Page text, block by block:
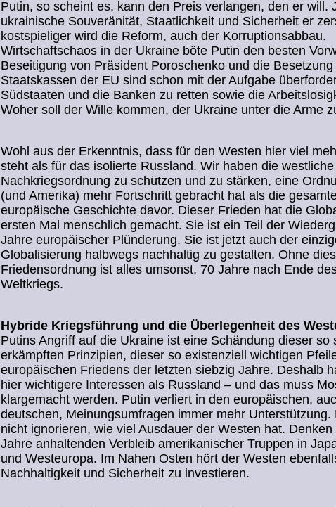
Putin, so scheint es, kann den Preis verlangen, den er will.
ukrainische Souveränität, Staatlichkeit und Sicherheit er
kostspieliger wird die Reform, auch der Korruptionsabbau.
Wirtschaftschaos in der Ukraine böte Putin den besten
Beseitigung von Präsident Poroschenko und die
Staatskassen der EU sind schon mit der Aufgabe
Südstaaten und die Banken zu retten sowie die
Woher soll der Wille kommen, der Ukraine unter die Arme
Wohl aus der Erkenntnis, dass für den Westen hier viel
steht als für das isolierte Russland. Wir haben die westliche
Nachkriegsordnung zu schützen und zu stärken, eine
(und Amerika) mehr Fortschritt gebracht hat als die
europäische Geschichte davor. Dieser Frieden hat die
ersten Mal menschlich gemacht. Sie ist ein Teil der
Jahre europäischer Plünderung. Sie ist jetzt auch der
Globalisierung halbwegs nachhaltig zu gestalten. Ohne
Friedensordnung ist alles umsonst, 70 Jahre nach Ende
Weltkriegs.
Hybride Kriegsführung und die Überlegenheit des
Putins Angriff auf die Ukraine ist eine Schändung dieser so
erkämpften Prinzipien, dieser so existenziell wichtigen
europäischen Friedens der letzten siebzig Jahre. Deshalb
hier wichtigere Interessen als Russland – und das muss
klargemacht werden. Putin verliert in den europäischen,
deutschen, Meinungsumfragen immer mehr Unterstützung.
nicht ignorieren, wie viel Ausdauer der Westen hat.
Jahre anhaltenden Verbleib amerikanischer Truppen in
und Westeuropa. Im Nahen Osten hört der Westen
Nachhaltigkeit und Sicherheit zu investieren.